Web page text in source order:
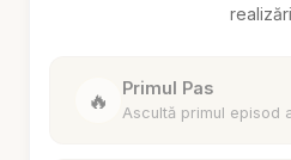
🔥 Primul Pas
Ascultă primul episod